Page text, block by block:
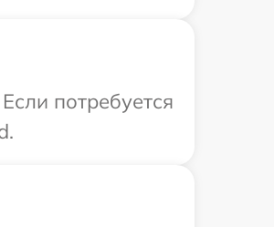
потребуется